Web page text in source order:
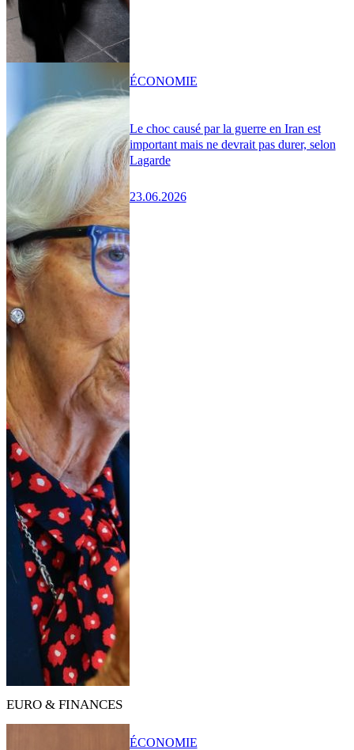
Le choc causé par la guerre en Iran est
important mais ne devrait pas durer, selon
Lagarde
23.06.2026
ÉCONOMIE
EURO & FINANCES
ÉCONOMIE